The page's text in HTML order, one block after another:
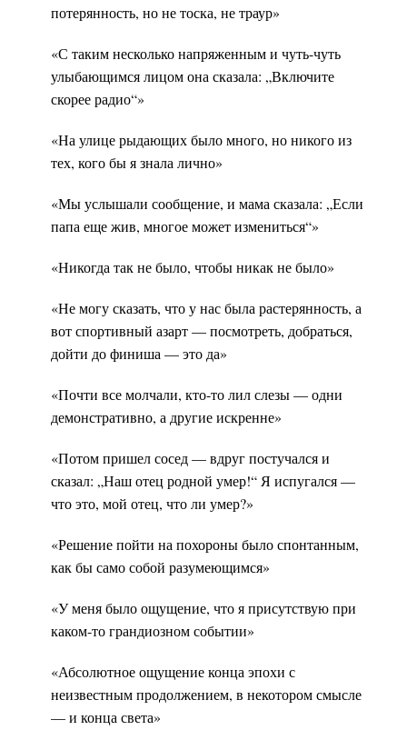
потерянность, но не тоска, не траур»
«С таким несколько напряженным и чуть-чуть
улыбающимся лицом она сказала: „Включите
скорее радио“»
«На улице рыдающих было много, но никого из
тех, кого бы я знала лично»
«Мы услышали сообщение, и мама сказала: „Если
папа еще жив, многое может измениться“»
«Никогда так не было, чтобы никак не было»
«Не могу сказать, что у нас была растерянность, а
вот спортивный азарт — посмотреть, добраться,
дойти до финиша — это да»
«Почти все молчали, кто-то лил слезы — одни
демонстративно, а другие искренне»
«Потом пришел сосед — вдруг постучался и
сказал: „Наш отец родной умер!“ Я испугался —
что это, мой отец, что ли умер?»
«Решение пойти на похороны было спонтанным,
как бы само собой разумеющимся»
«У меня было ощущение, что я присутствую при
каком-то грандиозном событии»
«Абсолютное ощущение конца эпохи с
неизвестным продолжением, в некотором смысле
— и конца света»